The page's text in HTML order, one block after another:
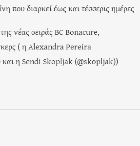
που διαρκεί έως και τέσσερις ημέρες
νέας σειράς BC Bonacure,
( η Alexandra Pereira
η Sendi Skopljak (@skopljak))